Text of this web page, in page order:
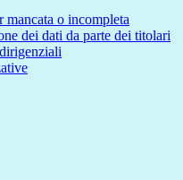
mancata o incompleta
dei dati da parte dei titolari